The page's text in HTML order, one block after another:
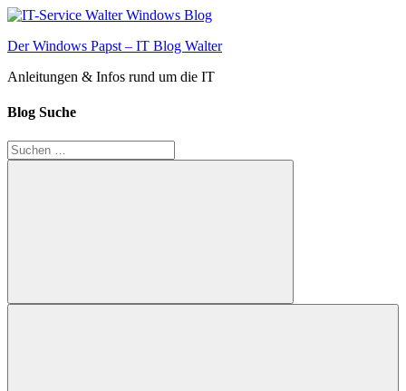
Zum
springen
Der Windows Papst – IT Blog Walter
Anleitungen & Infos rund um die IT
Blog Suche
Suchen
nach:
Suchen